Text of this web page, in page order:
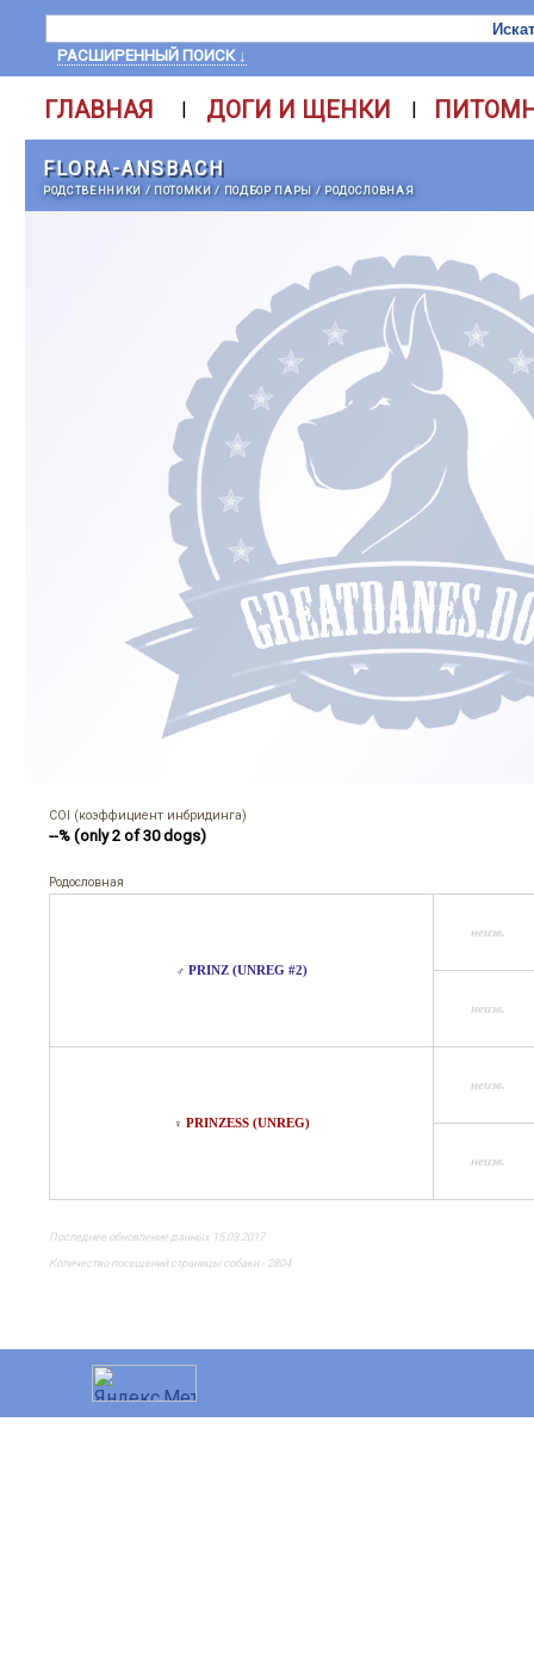
РАСШИРЕННЫЙ ПОИСК ↓
ГЛАВНАЯ | ДОГИ И ЩЕНКИ |
FLORA-ANSBACH
РОДСТВЕННИКИ / ПОТОМКИ/ ПОДБОР ПАРЫ / РОДОСЛОВНАЯ
COI (коэффициент инбридинга)
--% (only 2 of 30 dogs)
Родословная
♂ PRINZ (UNREG #2)
неизв.
неизв.
♀ PRINZESS (UNREG)
неизв.
неизв.
Последнее обновление данных 15.03.2017
Количество посещений страницы собаки - 2804